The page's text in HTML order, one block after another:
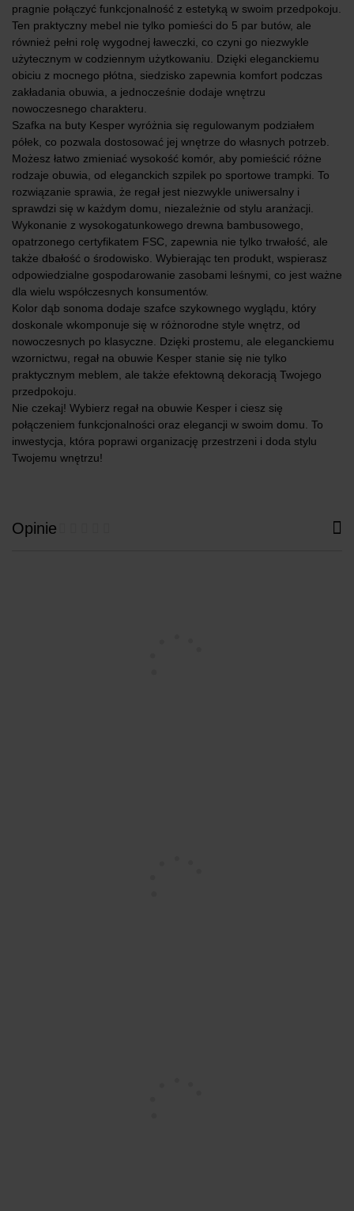
pragnie połączyć funkcjonalność z estetyką w swoim przedpokoju.
Ten praktyczny mebel nie tylko pomieści do 5 par butów, ale
również pełni rolę wygodnej ławeczki, co czyni go niezwykle
użytecznym w codziennym użytkowaniu. Dzięki eleganckiemu
obiciu z mocnego płótna, siedzisko zapewnia komfort podczas
zakładania obuwia, a jednocześnie dodaje wnętrzu
nowoczesnego charakteru.
Szafka na buty Kesper wyróżnia się regulowanym podziałem
półek, co pozwala dostosować jej wnętrze do własnych potrzeb.
Możesz łatwo zmieniać wysokość komór, aby pomieścić różne
rodzaje obuwia, od eleganckich szpilek po sportowe trampki. To
rozwiązanie sprawia, że regał jest niezwykle uniwersalny i
sprawdzi się w każdym domu, niezależnie od stylu aranżacji.
Wykonanie z wysokogatunkowego drewna bambusowego,
opatrzonego certyfikatem FSC, zapewnia nie tylko trwałość, ale
także dbałość o środowisko. Wybierając ten produkt, wspierasz
odpowiedzialne gospodarowanie zasobami leśnymi, co jest ważne
dla wielu współczesnych konsumentów.
Kolor dąb sonoma dodaje szafce szykownego wyglądu, który
doskonale wkomponuje się w różnorodne style wnętrz, od
nowoczesnych po klasyczne. Dzięki prostemu, ale eleganckiemu
wzornictwu, regał na obuwie Kesper stanie się nie tylko
praktycznym meblem, ale także efektowną dekoracją Twojego
przedpokoju.
Nie czekaj! Wybierz regał na obuwie Kesper i ciesz się
połączeniem funkcjonalności oraz elegancji w swoim domu. To
inwestycja, która poprawi organizację przestrzeni i doda stylu
Twojemu wnętrzu!
Opinie